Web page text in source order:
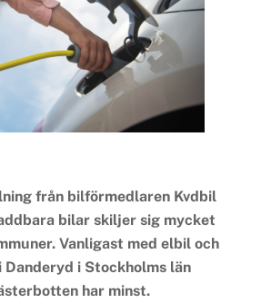
från bilförmedlaren Kvdbil
bilar skiljer sig mycket
Vanligast med elbil och
i Stockholms län
har minst.